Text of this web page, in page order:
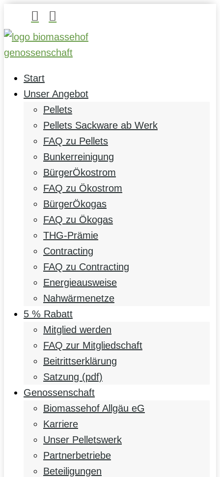
 
Start
Unser Angebot
Pellets
Pellets Sackware ab Werk
FAQ zu Pellets
Bunkerreinigung
BürgerÖkostrom
FAQ zu Ökostrom
BürgerÖkogas
FAQ zu Ökogas
THG-Prämie
Contracting
FAQ zu Contracting
Energieausweise
Nahwärmenetze
5 % Rabatt
Mitglied werden
FAQ zur Mitgliedschaft
Beitrittserklärung
Satzung (pdf)
Genossenschaft
Biomassehof Allgäu eG
Karriere
Unser Pelletswerk
Partnerbetriebe
Beteiligungen